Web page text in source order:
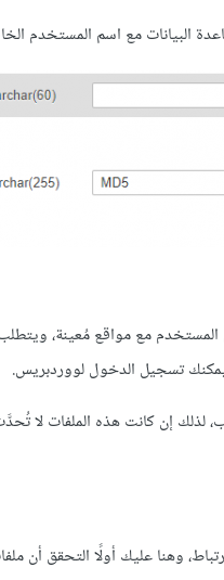
البيانات مع اسم المستخدم
مع مواقع مُعينة،
تسجيل الدخول لووردبريس.
إن كانت هذه الملفات لا
وهنا عليك أولًا التحقق أن